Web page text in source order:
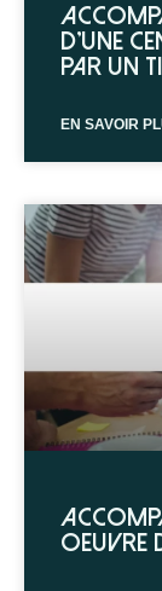
d’une
par un
EN SAVOIR
oeuvre